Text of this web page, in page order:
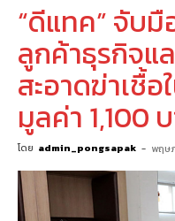
“ดีแทค” จับมื
ลูกค้าธุรกิจแ
สะอาดฆ่าเชื้
มูลค่า 1,100
โดย admin_pongsapak - พฤษ